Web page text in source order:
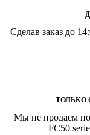
Сделав заказ до
ТОЛЬКО
Мы не продаем
FC50